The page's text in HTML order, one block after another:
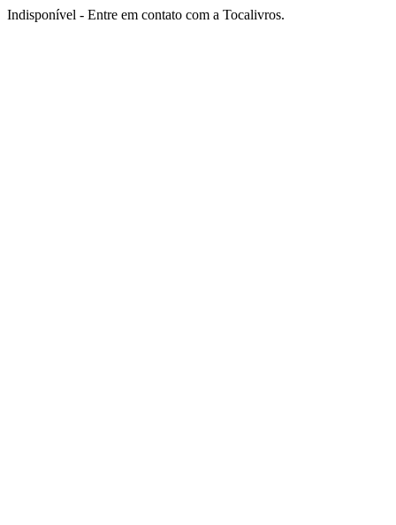
Indisponível - Entre em contato com a Tocalivros.